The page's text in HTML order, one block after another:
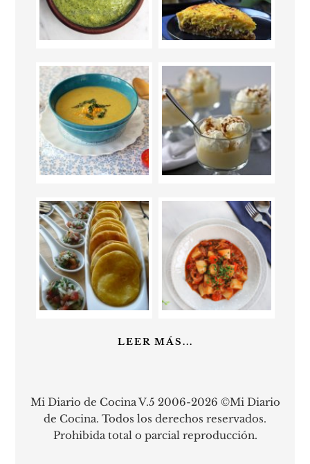
LEER MÁS...
Mi Diario de Cocina V.5 2006-2026 ©Mi Diario
de Cocina. Todos los derechos reservados.
Prohibida total o parcial reproducción.